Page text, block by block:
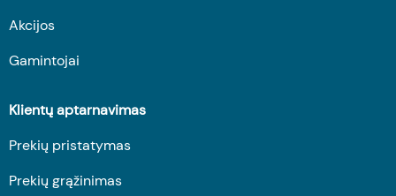
Akcijos
Gamintojai
Klientų aptarnavimas
Prekių pristatymas
Prekių grąžinimas